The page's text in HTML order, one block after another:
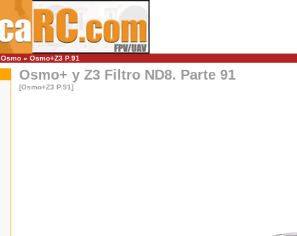
Osmo » Osmo+Z3 P.91
Osmo+ y Z3 Filtro ND8. Parte 91
[Osmo+Z3 P.91]